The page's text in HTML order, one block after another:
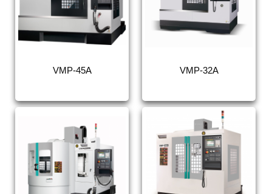
VMP-45A VMP-32A